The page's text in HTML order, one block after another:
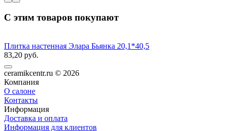
С этим товаров покупают
Плитка настенная Элара Бьянка 20,1*40,5
83,20 руб.
ceramikcentr.ru © 2026
Компания
О салоне
Контакты
Информация
Доставка и оплата
Информация для клиентов